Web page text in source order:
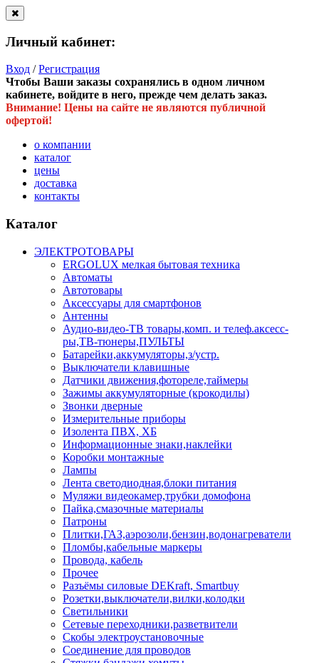
Личный кабинет:
Вход /Регистрация
Чтобы Ваши заказы сохранялись в одном личном
кабинете, войдите в него, прежде чем делать заказ.
Внимание! Цены на сайте не являются публичной
офертой!
о компании
каталог
цены
доставка
контакты
Каталог
ЭЛЕКТРОТОВАРЫ
ERGOLUX мелкая бытовая техника
Автоматы
Автотовары
Аксессуары для смартфонов
Антенны
Аудио-видео-ТВ товары,комп. и телеф.аксесс-
ры,ТВ-тюнеры,ПУЛЬТЫ
Батарейки,аккумуляторы,з/устр.
Выключатели клавишные
Датчики движения,фотореле,таймеры
Зажимы аккумуляторные (крокодилы)
Звонки дверные
Измерительные приборы
Изолента ПВХ, ХБ
Информационные знаки,наклейки
Коробки монтажные
Лампы
Лента светодиодная,блоки питания
Муляжи видеокамер,трубки домофона
Пайка,смазочные материалы
Патроны
Плитки,ГАЗ,аэрозоли,бензин,водонагреватели
Пломбы,кабельные маркеры
Провода, кабель
Прочее
Разъёмы силовые DEKraft, Smartbuy
Розетки,выключатели,вилки,колодки
Светильники
Сетевые переходники,разветвители
Скобы электроустановочные
Соединение для проводов